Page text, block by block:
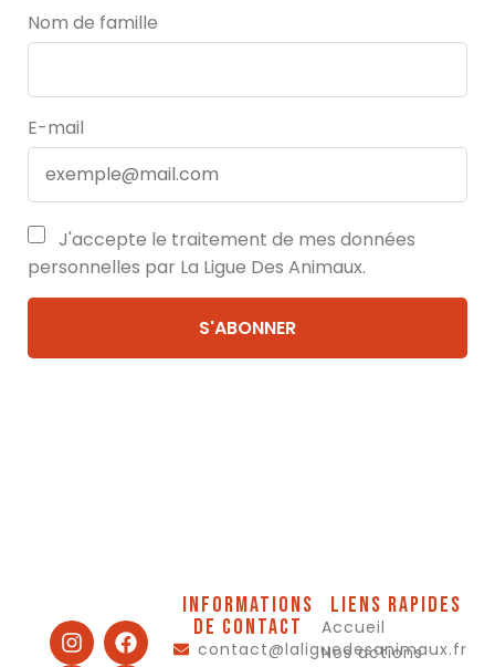
Nom de famille
E-mail
J'accepte le traitement de mes données
personnelles par La Ligue Des Animaux.
Informations
de contact
contact@laliguedesanimaux.fr
Liens rapides
Accueil
Nos actions